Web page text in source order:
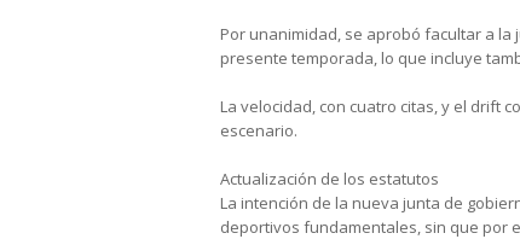
Por unanimidad, se aprobó facultar a
presente temporada, lo que incluye
La velocidad, con cuatro citas, y el drift
escenario.
Actualización de los estatutos
La intención de la nueva junta de
deportivos fundamentales, sin que por